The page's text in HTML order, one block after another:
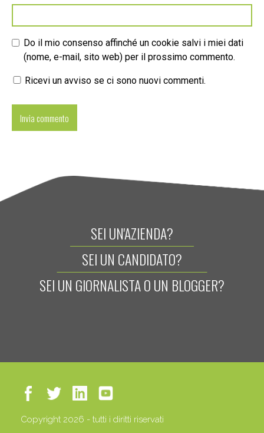
Do il mio consenso affinché un cookie salvi i miei dati
(nome, e-mail, sito web) per il prossimo commento.
Ricevi un avviso se ci sono nuovi commenti.
SEI UN'AZIENDA?
SEI UN CANDIDATO?
SEI UN GIORNALISTA O UN BLOGGER?
Copyright 2026 - tutti i diritti riservati